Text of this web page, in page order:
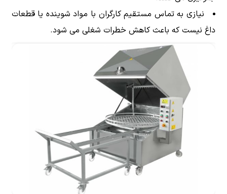
نیازی به تماس مستقیم کارگران با مواد شوینده یا قطعات
داغ نیست که باعث کاهش خطرات شغلی می شود.